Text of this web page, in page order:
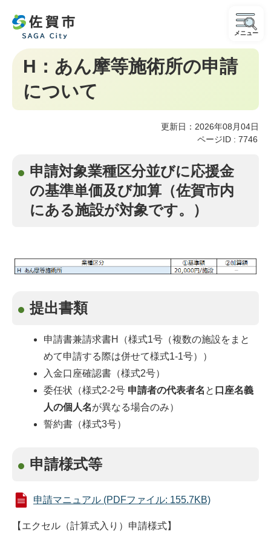
メニュー
H：あん摩等施術所の申請
について
更新日：2026年08月04日
ページID : 7746
申請対象業種区分並びに応援金
の基準単価及び加算（佐賀市内
にある施設が対象です。）
提出書類
申請書兼請求書H（様式1号（複数の施設をまと
めて申請する際は併せて様式1-1号））
入金口座確認書（様式2号）
委任状（様式2-2号 申請者の代表者名 と 口座名義
人の個人名が異なる場合のみ）
誓約書（様式3号）
申請様式等
申請マニュアル (PDFファイル: 155.7KB)
【エクセル（計算式入り）申請様式】